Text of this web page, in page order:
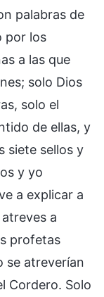
palabras de
por los
a las que
solo Dios
solo el
de ellas, y
siete sellos y
y yo
a explicar a
a
profetas
se atreverían
Cordero. Solo